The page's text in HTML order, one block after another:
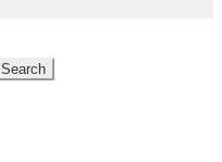
Search